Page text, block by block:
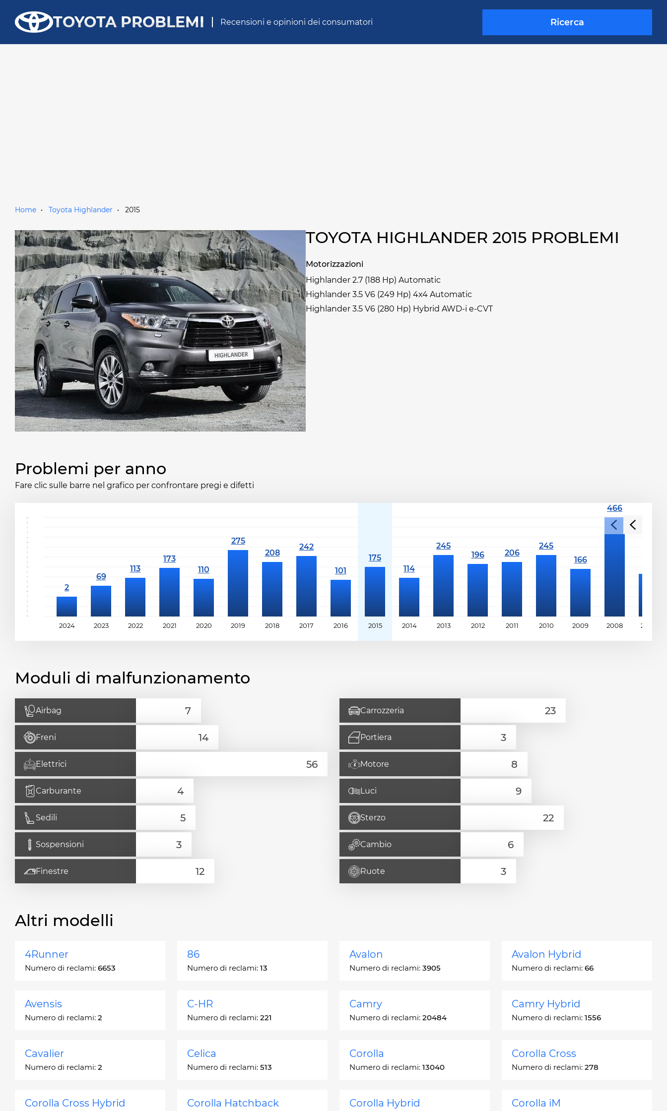
TOYOTA PROBLEMI Recensioni e opinioni dei consumatori Ricerca
Home Toyota Highlander 2015
TOYOTA HIGHLANDER 2015 PROBLEMI
Motorizzazioni
Highlander 2.7 (188 Hp) Automatic
Highlander 3.5 V6 (249 Hp) 4x4 Automatic
Highlander 3.5 V6 (280 Hp) Hybrid AWD-i e-CVT
Problemi per anno
Fare clic sulle barre nel grafico per confrontare pregi e difetti
2024 2023 2022 2021 2020 2019 2018 2017 2016 2015 2014 2013 2012 2011 2010 2009 2008 2007
Moduli di malfunzionamento
Airbag Carrozzeria
Freni Portiera
Elettrici Motore
Carburante Luci
Sedili Sterzo
Sospensioni Cambio
Finestre Ruote
Altri modelli
4Runner
Numero di reclami: 6653
86
Numero di reclami: 13
Avalon
Numero di reclami: 3905
Avalon Hybrid
Numero di reclami: 66
Avensis
Numero di reclami: 2
C-HR
Numero di reclami: 221
Camry
Numero di reclami: 20484
Camry Hybrid
Numero di reclami: 1556
Cavalier
Numero di reclami: 2
Celica
Numero di reclami: 513
Corolla
Numero di reclami: 13040
Corolla Cross
Numero di reclami: 278
Corolla Cross Hybrid Corolla Hatchback Corolla Hybrid Corolla iM